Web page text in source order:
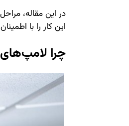
در این مقاله،
این کار را با
چرا